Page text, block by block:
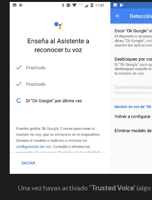
Una vez hayas activado ‘Trusted Voice’(algo